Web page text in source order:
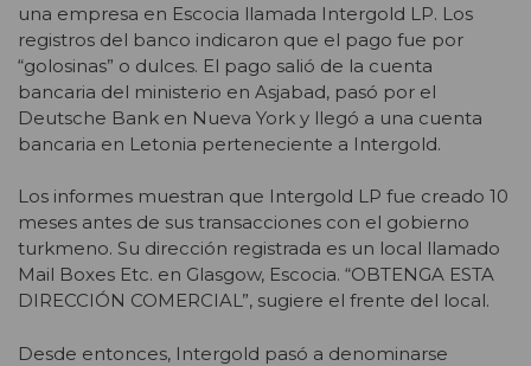
una empresa en Escocia llamada Intergold LP. Los
registros del banco indicaron que el pago fue por
“golosinas” o dulces. El pago salió de la cuenta
bancaria del ministerio en Asjabad, pasó por el
Deutsche Bank en Nueva York y llegó a una cuenta
bancaria en Letonia perteneciente a Intergold.
Los informes muestran que Intergold LP fue creado 10
meses antes de sus transacciones con el gobierno
turkmeno. Su dirección registrada es un local llamado
Mail Boxes Etc. en Glasgow, Escocia. “OBTENGA ESTA
DIRECCIÓN COMERCIAL”, sugiere el frente del local.
Desde entonces, Intergold pasó a denominarse